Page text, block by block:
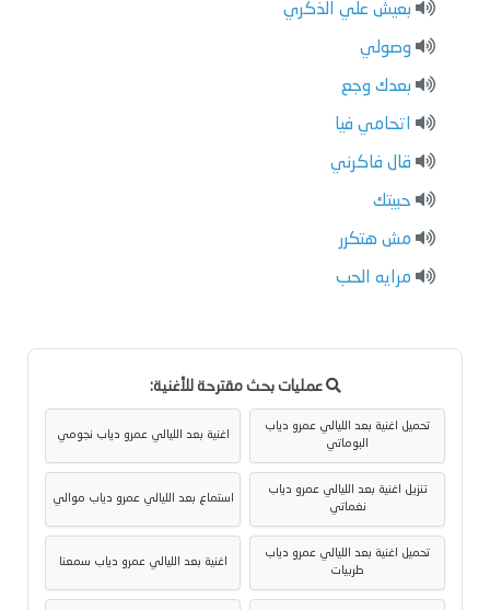
بعيش علي الذكري
وصولي
بعدك وجع
اتحامي فيا
قال فاكرني
حبيتك
مش هتكرر
مرايه الحب
عمليات بحث مقترحة للأغنية:
تحميل اغنية بعد الليالي عمرو دياب
البوماتي
اغنية بعد الليالي عمرو دياب نجومي
تنزيل اغنية بعد الليالي عمرو دياب
نغماتي
استماع بعد الليالي عمرو دياب موالي
تحميل اغنية بعد الليالي عمرو دياب
طربيات
اغنية بعد الليالي عمرو دياب سمعنا